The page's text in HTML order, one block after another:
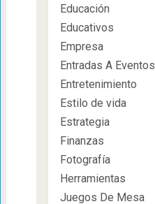
Educación
Educativos
Empresa
Entradas A Eventos
Entretenimiento
Estilo de vida
Estrategia
Finanzas
Fotografía
Herramientas
Juegos De Mesa